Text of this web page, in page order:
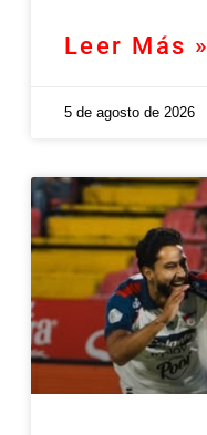
Leer Más »
5 de agosto de 2026